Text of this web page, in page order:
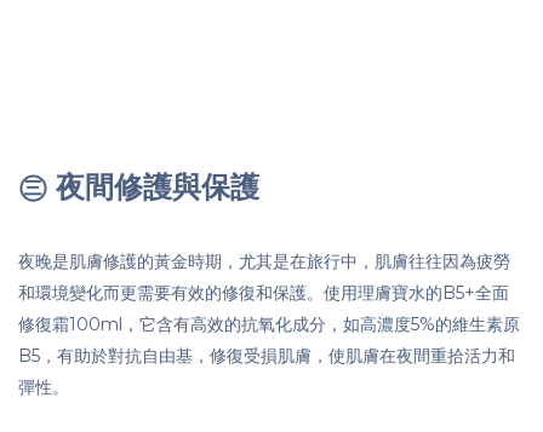
㊂ 夜間修護與保護
夜晚是肌膚修護的黃金時期，尤其是在旅行中，肌膚往往因為疲勞
和環境變化而更需要有效的修復和保護。使用理膚寶水的B5+全面
修復霜100ml，它含有高效的抗氧化成分，如高濃度5%的維生素原
B5，有助於對抗自由基，修復受損肌膚，使肌膚在夜間重拾活力和
彈性。